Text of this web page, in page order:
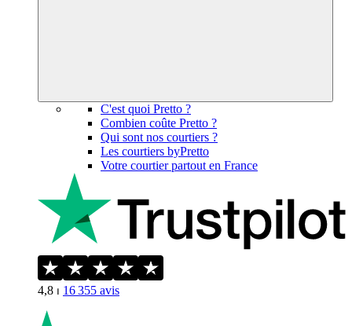
C'est quoi Pretto ?
Combien coûte Pretto ?
Qui sont nos courtiers ?
Les courtiers byPretto
Votre courtier partout en France
4,8 ⏐ 16 355 avis